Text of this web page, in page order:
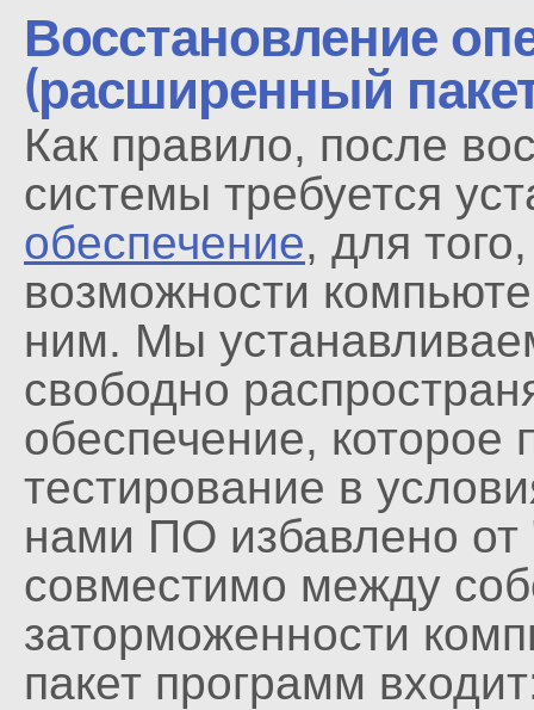
Восстановление
(расширенный
Как правило, после
системы требуется
обеспечение, для
возможности
ним. Мы
свободно
обеспечение,
тестирование в
нами ПО избавлено от
совместимо между
заторможенности
пакет программ